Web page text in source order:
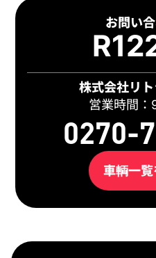
お問い
株式会社リ
営業時間
0270-
車輌一覧